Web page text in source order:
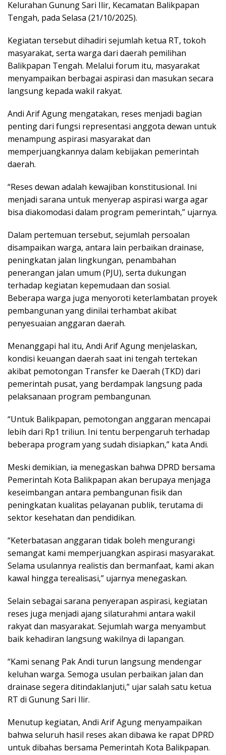
Kelurahan Gunung Sari Ilir, Kecamatan Balikpapan
Tengah, pada Selasa (21/10/2025).
Kegiatan tersebut dihadiri sejumlah ketua RT, tokoh
masyarakat, serta warga dari daerah pemilihan
Balikpapan Tengah. Melalui forum itu, masyarakat
menyampaikan berbagai aspirasi dan masukan secara
langsung kepada wakil rakyat.
Andi Arif Agung mengatakan, reses menjadi bagian
penting dari fungsi representasi anggota dewan untuk
menampung aspirasi masyarakat dan
memperjuangkannya dalam kebijakan pemerintah
daerah.
“Reses dewan adalah kewajiban konstitusional. Ini
menjadi sarana untuk menyerap aspirasi warga agar
bisa diakomodasi dalam program pemerintah,” ujarnya.
Dalam pertemuan tersebut, sejumlah persoalan
disampaikan warga, antara lain perbaikan drainase,
peningkatan jalan lingkungan, penambahan
penerangan jalan umum (PJU), serta dukungan
terhadap kegiatan kepemudaan dan sosial.
Beberapa warga juga menyoroti keterlambatan proyek
pembangunan yang dinilai terhambat akibat
penyesuaian anggaran daerah.
Menanggapi hal itu, Andi Arif Agung menjelaskan,
kondisi keuangan daerah saat ini tengah tertekan
akibat pemotongan Transfer ke Daerah (TKD) dari
pemerintah pusat, yang berdampak langsung pada
pelaksanaan program pembangunan.
“Untuk Balikpapan, pemotongan anggaran mencapai
lebih dari Rp1 triliun. Ini tentu berpengaruh terhadap
beberapa program yang sudah disiapkan,” kata Andi.
Meski demikian, ia menegaskan bahwa DPRD bersama
Pemerintah Kota Balikpapan akan berupaya menjaga
keseimbangan antara pembangunan fisik dan
peningkatan kualitas pelayanan publik, terutama di
sektor kesehatan dan pendidikan.
“Keterbatasan anggaran tidak boleh mengurangi
semangat kami memperjuangkan aspirasi masyarakat.
Selama usulannya realistis dan bermanfaat, kami akan
kawal hingga terealisasi,” ujarnya menegaskan.
Selain sebagai sarana penyerapan aspirasi, kegiatan
reses juga menjadi ajang silaturahmi antara wakil
rakyat dan masyarakat. Sejumlah warga menyambut
baik kehadiran langsung wakilnya di lapangan.
“Kami senang Pak Andi turun langsung mendengar
keluhan warga. Semoga usulan perbaikan jalan dan
drainase segera ditindaklanjuti,” ujar salah satu ketua
RT di Gunung Sari Ilir.
Menutup kegiatan, Andi Arif Agung menyampaikan
bahwa seluruh hasil reses akan dibawa ke rapat DPRD
untuk dibahas bersama Pemerintah Kota Balikpapan.